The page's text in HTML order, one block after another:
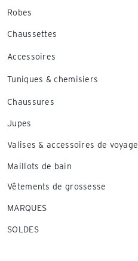
Robes
Chaussettes
Accessoires
Tuniques & chemisiers
Chaussures
Jupes
Valises & accessoires de voyage
Maillots de bain
Vêtements de grossesse
MARQUES
SOLDES